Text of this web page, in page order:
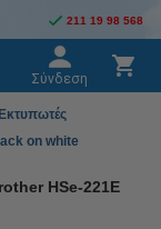
211 19 98 568
Σύνδεση
on white
HSe-221E